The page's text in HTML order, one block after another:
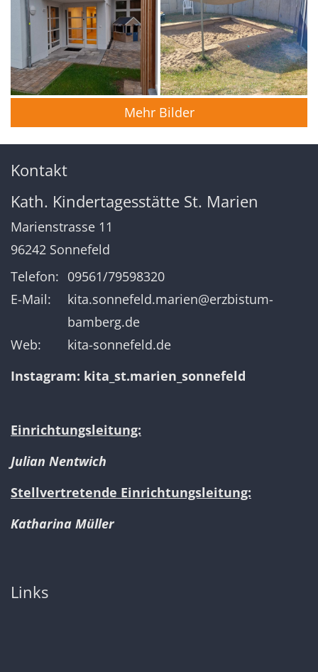
Mehr Bilder
Kontakt
Kath. Kindertagesstätte St. Marien
Marienstrasse 11
96242 Sonnefeld
Telefon: 09561/79598320
E-Mail:
kita.sonnefeld.marien@erzbistum-
bamberg.de
Web:
kita-sonnefeld.de
Instagram: kita_st.marien_sonnefeld
Einrichtungsleitung:
Julian Nentwich
Stellvertretende Einrichtungsleitung:
Katharina Müller
Links